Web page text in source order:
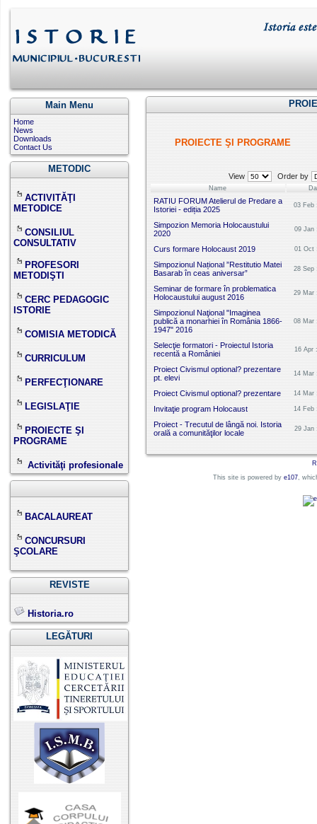
Main Menu
Home
News
Downloads
Contact Us
METODIC
ACTIVITĂŢI
METODICE
CONSILIUL
CONSULTATIV
PROFESORI
METODIŞTI
CERC PEDAGOGIC
ISTORIE
COMISIA METODICĂ
CURRICULUM
PERFECŢIONARE
LEGISLAŢIE
PROIECTE ŞI
PROGRAME
Activităţi profesionale
BACALAUREAT
CONCURSURI
ŞCOLARE
REVISTE
Historia.ro
LEGĂTURI
PROIECTE ŞI PROGRAME
View Order by
Name
RATIU FORUM Atelierul de Predare a
Istoriei - ediția 2025
03 Feb
Simpozion Memoria Holocaustului
2020
09 Jan
Curs formare Holocaust 2019 01 Oct
Simpozionul Național ”Restitutio Matei
Basarab în ceas aniversar”
28 Sep
Seminar de formare în problematica
Holocaustului august 2016
29 Mar
Simpozionul Naţional "Imaginea
publică a monarhiei în România 1866-
1947" 2016
08 Mar
Selecţie formatori - Proiectul Istoria
recentă a României
16 Apr
Proiect Civismul optional? prezentare
pt. elevi
14 Mar
Proiect Civismul optional? prezentare 14 Mar
Invitaţie program Holocaust 14 Feb
Proiect - Trecutul de lângă noi. Istoria
orală a comunităţilor locale
29 Jan
This site is powered bye107,